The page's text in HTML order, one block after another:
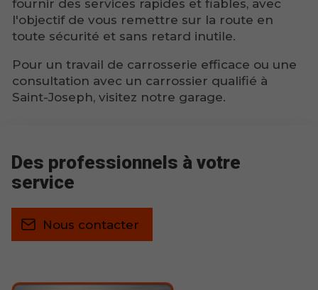
fournir des services rapides et fiables, avec
l'objectif de vous remettre sur la route en
toute sécurité et sans retard inutile.
Pour un travail de carrosserie efficace ou une
consultation avec un carrossier qualifié à
Saint-Joseph, visitez notre garage.
Des professionnels à votre
service
Nous contacter